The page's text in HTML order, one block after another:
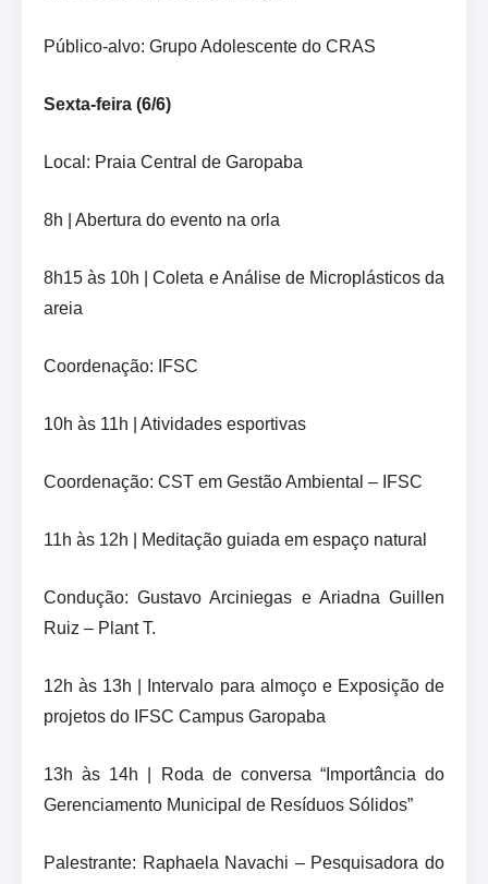
Público-alvo: Grupo Adolescente do CRAS
Sexta-feira (6/6)
Local: Praia Central de Garopaba
8h | Abertura do evento na orla
8h15 às 10h | Coleta e Análise de Microplásticos da
areia
Coordenação: IFSC
10h às 11h | Atividades esportivas
Coordenação: CST em Gestão Ambiental – IFSC
11h às 12h | Meditação guiada em espaço natural
Condução: Gustavo Arciniegas e Ariadna Guillen
Ruiz – Plant T.
12h às 13h | Intervalo para almoço e Exposição de
projetos do IFSC Campus Garopaba
13h às 14h | Roda de conversa “Importância do
Gerenciamento Municipal de Resíduos Sólidos”
Palestrante: Raphaela Navachi – Pesquisadora do